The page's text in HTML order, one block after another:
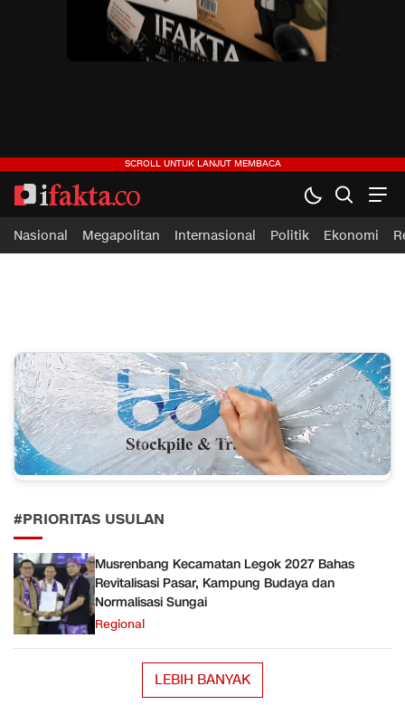
ifakta.co
#pastibenar
Nasional Megapolitan Internasional Politik Ekonomi
#PRIORITAS USULAN
Musrenbang Kecamatan Legok 2027 Bahas
Revitalisasi Pasar, Kampung Budaya dan
Normalisasi Sungai
Regional
LEBIH BANYAK